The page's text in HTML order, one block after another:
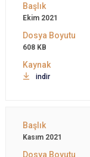
Ekim 2021
608 KB
indir
Kasım 2021